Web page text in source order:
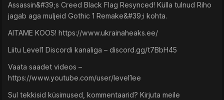
Assassin&#39;s Creed Black Flag Resynced! Külla tulnud Riho
jagab aga muljeid Gothic 1 Remake&#39;i kohta.
AITAME KOOS! https://www.ukrainaheaks.ee/
Liitu Level1 Discordi kanaliga – discord.gg/t7BbH45
Vaata saadet videos –
https://www.youtube.com/user/level1ee
Sul tekkisid küsimused, kommentaarid? Kirjuta meile